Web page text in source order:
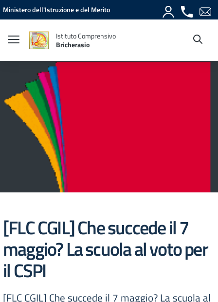
Vai ai contenuti
Vai al menu di navigazione
Vai al footer
Ministero dell'Istruzione e del Merito
Istituto Comprensivo
Bricherasio
[FLC CGIL] Che succede il 7
maggio? La scuola al voto per
il CSPI
[FLC CGIL] Che succede il 7 maggio? La scuola al